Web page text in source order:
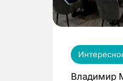
Владимир